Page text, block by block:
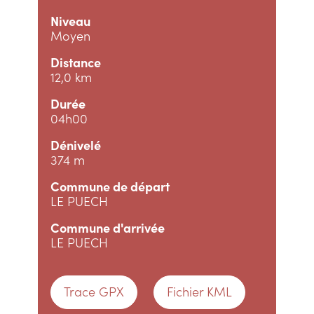
Niveau
Moyen
Distance
12,0 km
Durée
04h00
Dénivelé
374 m
Commune de départ
LE PUECH
Commune d'arrivée
LE PUECH
Trace GPX Fichier KML